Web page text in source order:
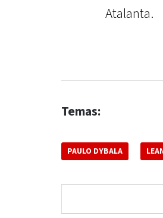
Atalanta.
Temas:
PAULO DYBALA